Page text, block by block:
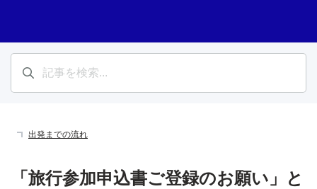
出発までの流れ
「旅行参加申込書ご登録のお願い」と